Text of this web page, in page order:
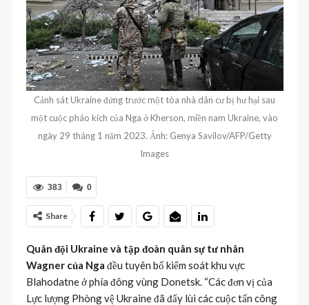
Cảnh sát Ukraine đứng trước một tòa nhà dân cư bị hư hại sau
một cuộc pháo kích của Nga ở Kherson, miền nam Ukraine, vào
ngày 29 tháng 1 năm 2023. Ảnh: Genya Savilov/AFP/Getty
Images
0
383
Share
Quân đội Ukraine và tập đoàn quân sự tư nhân
Wagner của Nga đều tuyên bố kiểm soát khu vực
Blahodatne ở phía đông vùng Donetsk. “Các đơn vị của
Lực lượng Phòng vệ Ukraine đã đẩy lùi các cuộc tấn công